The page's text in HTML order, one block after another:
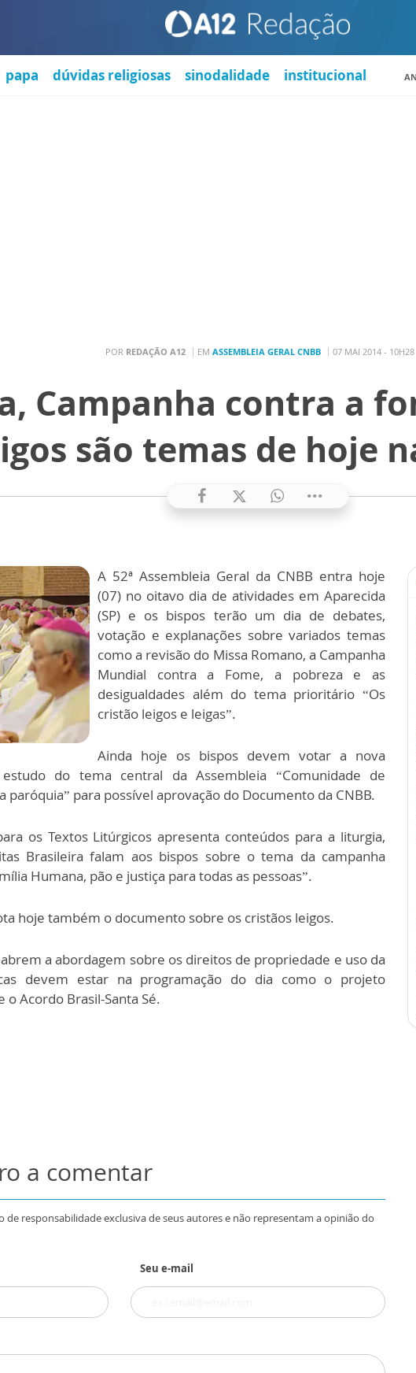
papa dúvidas religiosas sinodalidade institucional
POR REDAÇÃO A12 EM ASSEMBLEIA GERAL CNBB 07 MAI 2014 - 10H28
Campanha contra a
são temas de hoje
A 52ª Assembleia Geral da CNBB entra hoje
(07) no oitavo dia de atividades em Aparecida
(SP) e os bispos terão um dia de debates,
votação e explanações sobre variados temas
como a revisão do Missa Romano, a Campanha
Mundial contra a Fome, a pobreza e as
desigualdades além do tema prioritário “Os
cristão leigos e leigas”.
Ainda hoje os bispos devem votar a nova
do tema central da Assembleia “Comunidade de
paróquia” para possível aprovação do Documento da CNBB.
os Textos Litúrgicos apresenta conteúdos para a liturgia,
Brasileira falam aos bispos sobre o tema da campanha
Humana, pão e justiça para todas as pessoas”.
hoje também o documento sobre os cristãos leigos.
a abordagem sobre os direitos de propriedade e uso da
devem estar na programação do dia como o projeto
o Acordo Brasil-Santa Sé.
a comentar
de responsabilidade exclusiva de seus autores e não representam a opinião do
Seu e-mail